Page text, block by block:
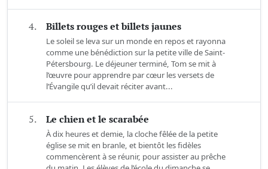
4. Billets rouges et billets jaunes
Le soleil se leva sur un monde en repos et rayonna
comme une bénédiction sur la petite ville de Saint-
Pétersbourg. Le déjeuner terminé, Tom se mit à
l’œuvre pour apprendre par cœur les versets de
l’Évangile qu’il devait réciter avant...
5. Le chien et le scarabée
À dix heures et demie, la cloche fêlée de la petite
église se mit en branle, et bientôt les fidèles
commencèrent à se réunir, pour assister au prêche